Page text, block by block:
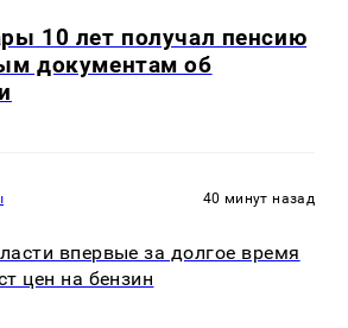
10 лет получал пенсию
документам об
40 минут назад
впервые за долгое время
цен на бензин